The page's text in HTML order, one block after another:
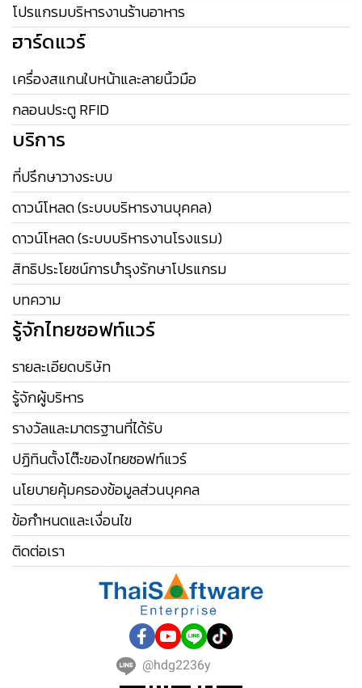
โปรแกรมบริหารงานร้านอาหาร
ฮาร์ดแวร์
เครื่องสแกนใบหน้าและลายนิ้วมือ
กลอนประตู RFID
บริการ
ที่ปรึกษาวางระบบ
ดาวน์โหลด (ระบบบริหารงานบุคคล)
ดาวน์โหลด (ระบบบริหารงานโรงแรม)
สิทธิประโยชน์การบำรุงรักษาโปรแกรม
บทความ
รู้จักไทยซอฟท์แวร์
รายละเอียดบริษัท
รู้จักผู้บริหาร
รางวัลและมาตรฐานที่ได้รับ
ปฏิทินตั้งโต๊ะของไทยซอฟท์แวร์
นโยบายคุ้มครองข้อมูลส่วนบุคคล
ข้อกำหนดและเงื่อนไข
ติดต่อเรา
@hdg2236y